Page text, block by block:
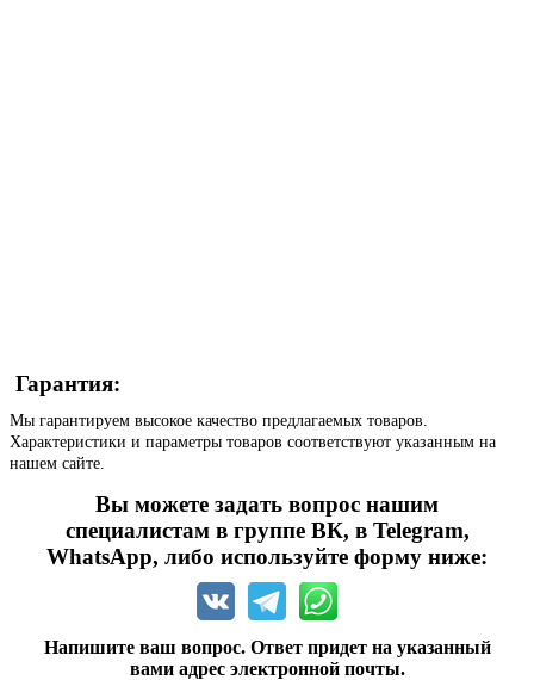
Гарантия:
Мы гарантируем высокое качество предлагаемых товаров.
Характеристики и параметры товаров соответствуют указанным на
нашем сайте.
Вы можете задать вопрос нашим
специалистам в группе ВК, в Telegram,
WhatsApp, либо используйте форму ниже:
Напишите ваш вопрос. Ответ придет на указанный
вами адрес электронной почты.